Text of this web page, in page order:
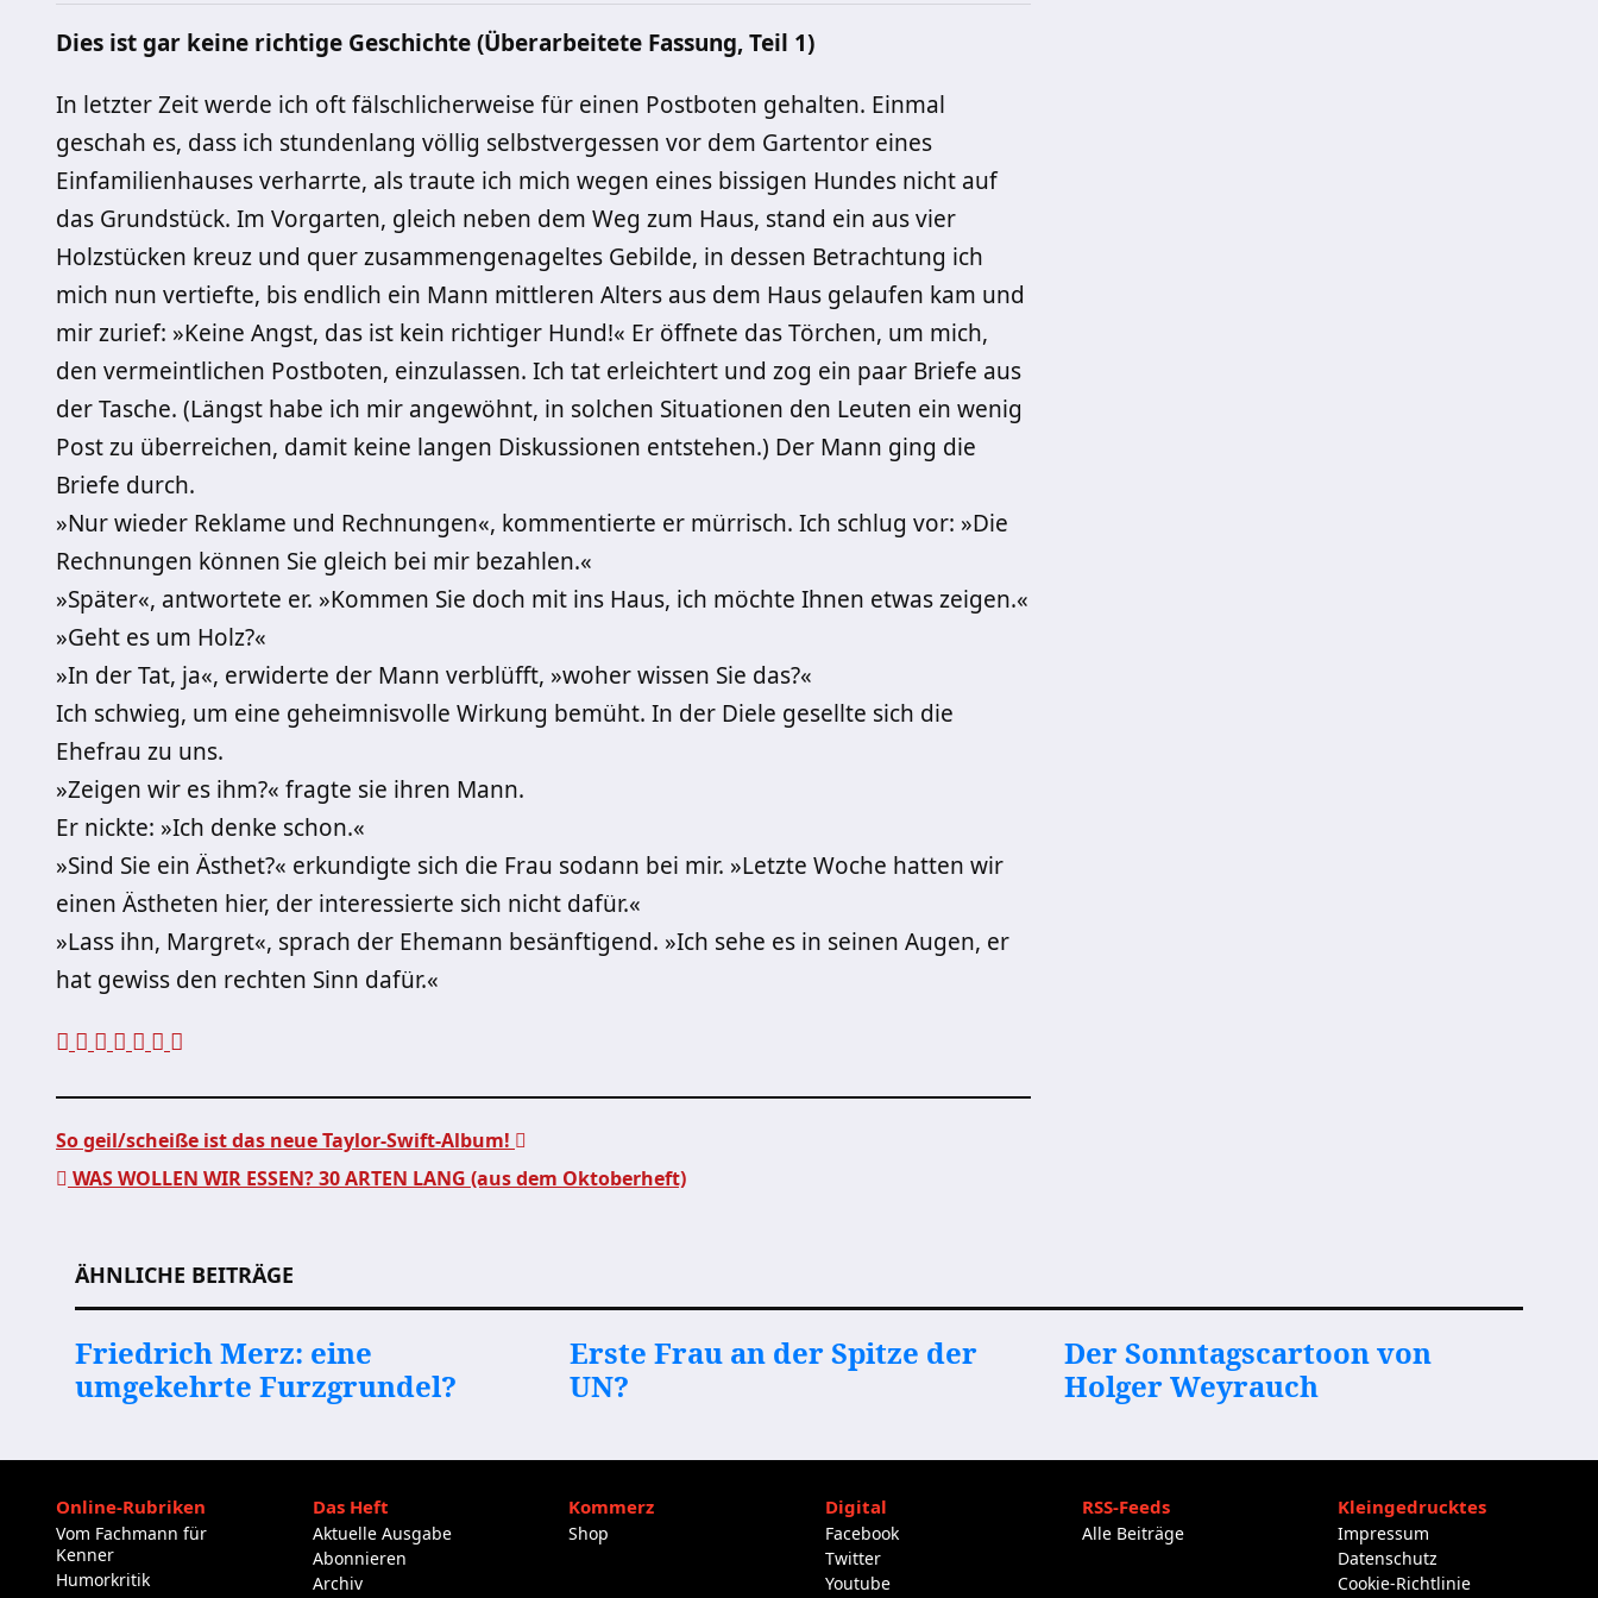
Dies ist gar keine richtige Geschichte (Überarbeitete Fassung, Teil 1)
In letzter Zeit werde ich oft fälschlicherweise für einen Postboten gehalten. Einmal
geschah es, dass ich stundenlang völlig selbstvergessen vor dem Gartentor eines
Einfamilienhauses verharrte, als traute ich mich wegen eines bissigen Hundes nicht auf
das Grundstück. Im Vorgarten, gleich neben dem Weg zum Haus, stand ein aus vier
Holzstücken kreuz und quer zusammengenageltes Gebilde, in dessen Betrachtung ich
mich nun vertiefte, bis endlich ein Mann mittleren Alters aus dem Haus gelaufen kam und
mir zurief: »Keine Angst, das ist kein richtiger Hund!« Er öffnete das Törchen, um mich,
den vermeintlichen Postboten, einzulassen. Ich tat erleichtert und zog ein paar Briefe aus
der Tasche. (Längst habe ich mir angewöhnt, in solchen Situationen den Leuten ein wenig
Post zu überreichen, damit keine langen Diskussionen entstehen.) Der Mann ging die
Briefe durch.
»Nur wieder Reklame und Rechnungen«, kommentierte er mürrisch. Ich schlug vor: »Die
Rechnungen können Sie gleich bei mir bezahlen.«
»Später«, antwortete er. »Kommen Sie doch mit ins Haus, ich möchte Ihnen etwas zeigen.«
»Geht es um Holz?«
»In der Tat, ja«, erwiderte der Mann verblüfft, »woher wissen Sie das?«
Ich schwieg, um eine geheimnisvolle Wirkung bemüht. In der Diele gesellte sich die
Ehefrau zu uns.
»Zeigen wir es ihm?« fragte sie ihren Mann.
Er nickte: »Ich denke schon.«
»Sind Sie ein Ästhet?« erkundigte sich die Frau sodann bei mir. »Letzte Woche hatten wir
einen Ästheten hier, der interessierte sich nicht dafür.«
»Lass ihn, Margret«, sprach der Ehemann besänftigend. »Ich sehe es in seinen Augen, er
hat gewiss den rechten Sinn dafür.«
So geil/scheiße ist das neue Taylor-Swift-Album!
WAS WOLLEN WIR ESSEN? 30 ARTEN LANG (aus dem Oktoberheft)
ÄHNLICHE BEITRÄGE
Friedrich Merz: eine
umgekehrte Furzgrundel?
Erste Frau an der Spitze der
UN?
Der Sonntagscartoon von
Holger Weyrauch
Online-Rubriken
Vom Fachmann für
Kenner
Humorkritik
Das Heft
Aktuelle Ausgabe
Abonnieren
Archiv
Kommerz
Shop
Digital
Facebook
Twitter
Youtube
RSS-Feeds
Alle Beiträge
Kleingedrucktes
Impressum
Datenschutz
Cookie-Richtlinie